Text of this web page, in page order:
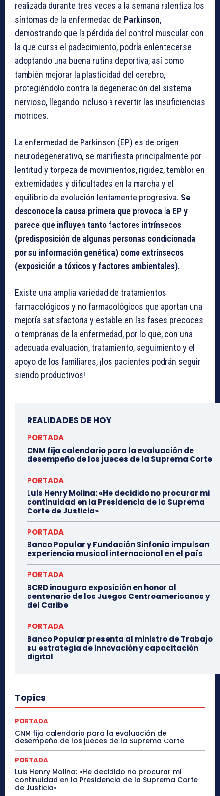
realizada durante tres veces a la semana ralentiza los
síntomas de la enfermedad de Parkinson,
demostrando que la pérdida del control muscular con
la que cursa el padecimiento, podría enlentecerse
adoptando una buena rutina deportiva, así como
también mejorar la plasticidad del cerebro,
protegiéndolo contra la degeneración del sistema
nervioso, llegando incluso a revertir las insuficiencias
motrices.
La enfermedad de Parkinson (EP) es de origen
neurodegenerativo, se manifiesta principalmente por
lentitud y torpeza de movimientos, rigidez, temblor en
extremidades y dificultades en la marcha y el
equilibrio de evolución lentamente progresiva. Se
desconoce la causa primera que provoca la EP y
parece que influyen tanto factores intrínsecos
(predisposición de algunas personas condicionada
por su información genética) como extrínsecos
(exposición a tóxicos y factores ambientales).
Existe una amplia variedad de tratamientos
farmacológicos y no farmacológicos que aportan una
mejoría satisfactoria y estable en las fases precoces
o tempranas de la enfermedad, por lo que, con una
adecuada evaluación, tratamiento, seguimiento y el
apoyo de los familiares, ¡los pacientes podrán seguir
siendo productivos!
REALIDADES DE HOY
PORTADA
CNM fija calendario para la evaluación de
desempeño de los jueces de la Suprema Corte
PORTADA
Luis Henry Molina: «He decidido no procurar mi
continuidad en la Presidencia de la Suprema
Corte de Justicia»
PORTADA
Banco Popular y Fundación Sinfonía impulsan
experiencia musical internacional en el país
PORTADA
BCRD inaugura exposición en honor al
centenario de los Juegos Centroamericanos y
del Caribe
PORTADA
Banco Popular presenta al ministro de Trabajo
su estrategia de innovación y capacitación
digital
Topics
PORTADA
CNM fija calendario para la evaluación de
desempeño de los jueces de la Suprema Corte
PORTADA
Luis Henry Molina: «He decidido no procurar mi
continuidad en la Presidencia de la Suprema Corte
de Justicia»